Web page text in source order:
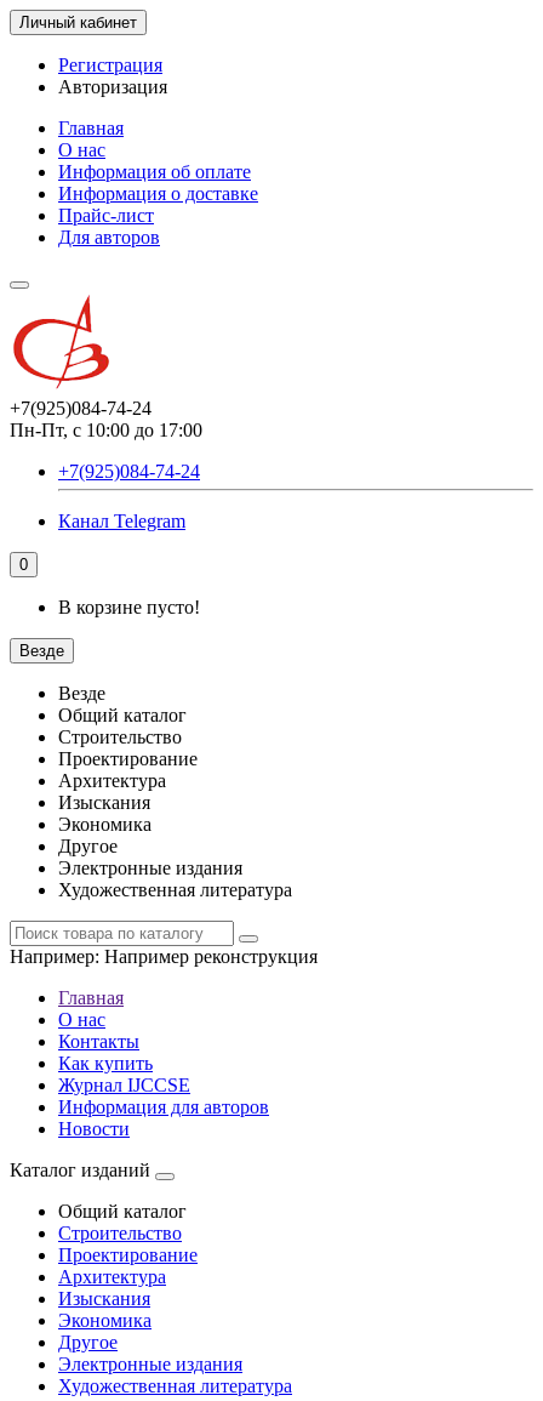
Личный кабинет
Регистрация
Авторизация
Главная
О нас
Информация об оплате
Информация о доставке
Прайс-лист
Для авторов
+7(925)084-74-24
Пн-Пт, с 10:00 до 17:00
+7(925)084-74-24
Канал Telegram
0
В корзине пусто!
Везде
Везде
Общий каталог
Строительство
Проектирование
Архитектура
Изыскания
Экономика
Другое
Электронные издания
Художественная литература
Например: Например реконструкция
Главная
О нас
Контакты
Как купить
Журнал IJCCSE
Информация для авторов
Новости
Каталог изданий
Общий каталог
Строительство
Проектирование
Архитектура
Изыскания
Экономика
Другое
Электронные издания
Художественная литература